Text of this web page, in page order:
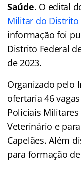
Saúde. O edital
Militar do Distrito
informação foi
Distrito Federal
de 2023.
Organizado pelo
ofertaria 46
Policiais
Veterinário e
Capelães. Além
para formação